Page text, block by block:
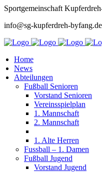
Sportgemeinschaft
info@sg-kupferdreh-
Home
News
Abteilungen
Fußball Senioren
Vorstand Senioren
Vereinsspielplan
1. Mannschaft
2. Mannschaft
1. Alte Herren
Fussball – 1. Damen
Fußball Jugend
Vorstand Jugend